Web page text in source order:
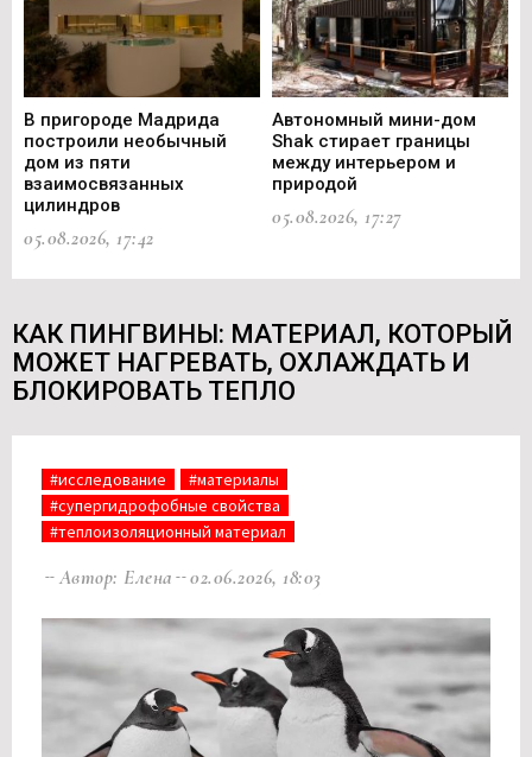
В пригороде Мадрида
построили необычный
дом из пяти
взаимосвязанных
цилиндров
05.08.2026, 17:42
Автономный мини-дом
Shak стирает границы
между интерьером и
природой
05.08.2026, 17:27
КАК ПИНГВИНЫ: МАТЕРИАЛ, КОТОРЫЙ
МОЖЕТ НАГРЕВАТЬ, ОХЛАЖДАТЬ И
БЛОКИРОВАТЬ ТЕПЛО
#исследование
#материалы
#супергидрофобные свойства
#теплоизоляционный материал
Автор: Елена 02.06.2026, 18:03